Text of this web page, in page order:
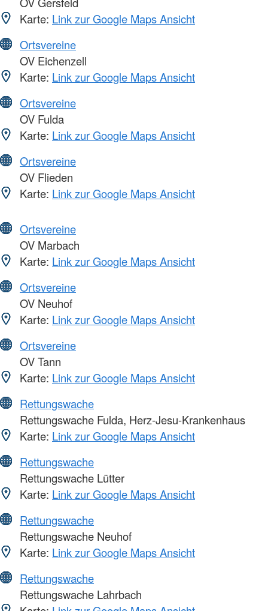
Karte: Link zur Google Maps Ansicht
Ortsvereine
OV Eichenzell
Karte: Link zur Google Maps Ansicht
Ortsvereine
OV Fulda
Karte: Link zur Google Maps Ansicht
Ortsvereine
OV Flieden
Karte: Link zur Google Maps Ansicht
Ortsvereine
OV Marbach
Karte: Link zur Google Maps Ansicht
Ortsvereine
OV Neuhof
Karte: Link zur Google Maps Ansicht
Ortsvereine
OV Tann
Karte: Link zur Google Maps Ansicht
Rettungswache
Rettungswache Fulda, Herz-Jesu-Krankenhaus
Karte: Link zur Google Maps Ansicht
Rettungswache
Rettungswache Lütter
Karte: Link zur Google Maps Ansicht
Rettungswache
Rettungswache Neuhof
Karte: Link zur Google Maps Ansicht
Rettungswache
Rettungswache Lahrbach